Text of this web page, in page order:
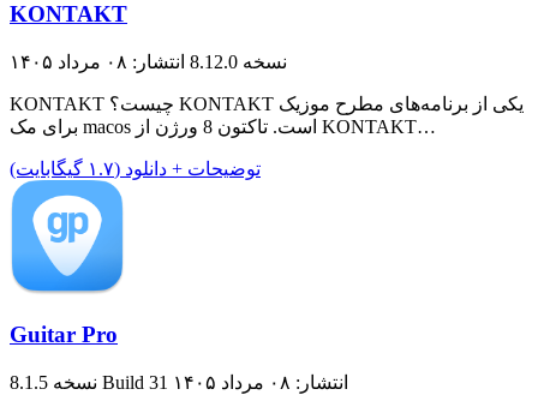
KONTAKT
نسخه 8.12.0 انتشار: ۰۸ مرداد ۱۴۰۵
KONTAKT چیست؟ KONTAKT یکی از برنامه‌های مطرح موزیک
برای مک macos است. تاکتون 8 ورژن از KONTAKT…
توضیحات + دانلود (۱.۷ گیگابایت)
Guitar Pro
نسخه 8.1.5 Build 31 انتشار: ۰۸ مرداد ۱۴۰۵